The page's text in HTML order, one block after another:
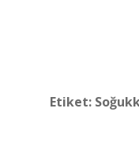
Etiket: